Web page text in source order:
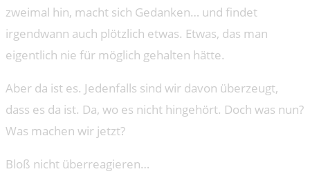
zweimal hin, macht sich Gedanken… und findet
irgendwann auch plötzlich etwas. Etwas, das man
eigentlich nie für möglich gehalten hätte.
Aber da ist es. Jedenfalls sind wir davon überzeugt,
dass es da ist. Da, wo es nicht hingehört. Doch was nun?
Was machen wir jetzt?
Bloß nicht überreagieren…